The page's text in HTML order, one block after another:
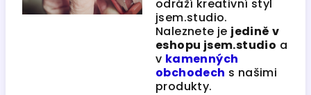
odráží kreativní styl
jsem.studio.
Naleznete je jedině v
eshopu jsem.studio a
v kamenných
obchodech s našimi
produkty.